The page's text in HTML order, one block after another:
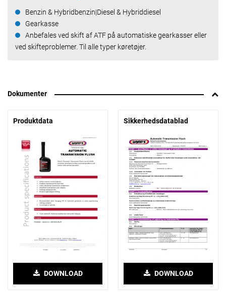
Benzin & Hybridbenzin|Diesel & Hybriddiesel
Gearkasse
Anbefales ved skift af ATF på automatiske gearkasser eller
ved skifteproblemer. Til alle typer køretøjer.
Dokumenter
Produktdata
DOWNLOAD
Sikkerhedsdatablad
DOWNLOAD